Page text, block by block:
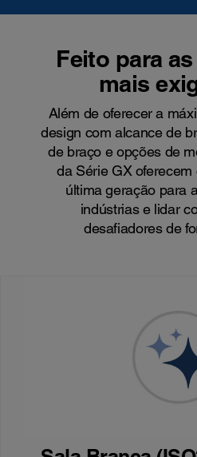
Feito para
mais
Além de oferecer a
design com alcance de
de braço e opções de
da Série GX
última geração para
indústrias e lidar
desafiadores de